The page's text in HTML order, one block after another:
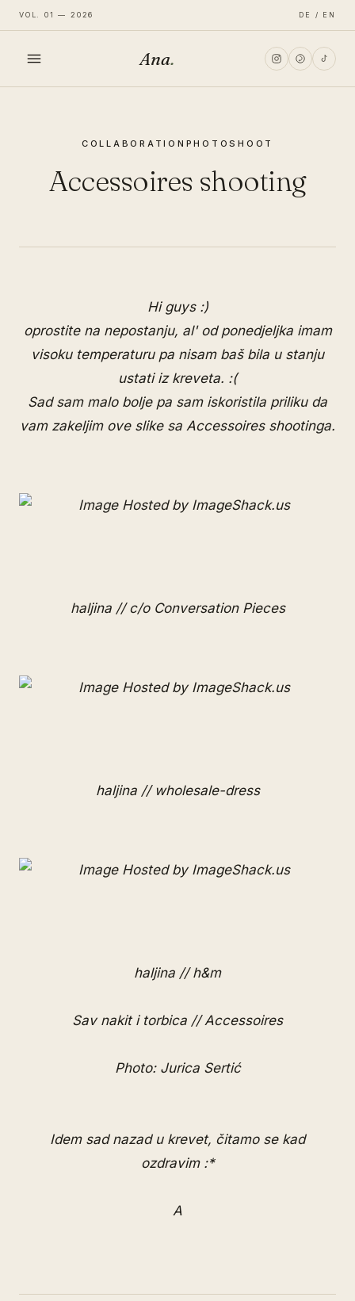
VOL. 01 — 2026 DE / EN
Ana.
COLLABORATION PHOTOSHOOT
Accessoires shooting
Hi guys :)
oprostite na nepostanju, al' od ponedjeljka imam
visoku temperaturu pa nisam baš bila u stanju
ustati iz kreveta. :(
Sad sam malo bolje pa sam iskoristila priliku da
vam zakeljim ove slike sa Accessoires shootinga.
haljina // c/o Conversation Pieces
haljina // wholesale-dress
haljina // h&m
Sav nakit i torbica // Accessoires
Photo: Jurica Sertić
Idem sad nazad u krevet, čitamo se kad
ozdravim :*
A